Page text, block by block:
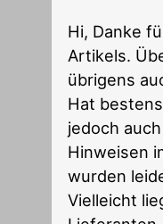
Hi, Danke
Artikels.
übrigens
Hat
jedoch
Hinweisen
wurden
Vielleicht